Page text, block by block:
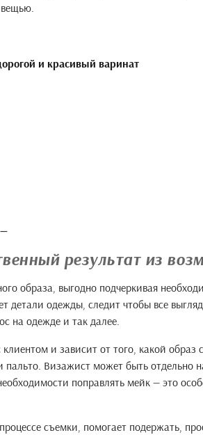
вещью.
и красивый варинат
результат из
образа, выгодно подчеркивая
детали одежды, следит чтобы все
на одежде и так далее.
и зависит от того, какой образ
пальто. Визажист может быть отдельно
поправлять мейк — это
съемки, помогает подержать,